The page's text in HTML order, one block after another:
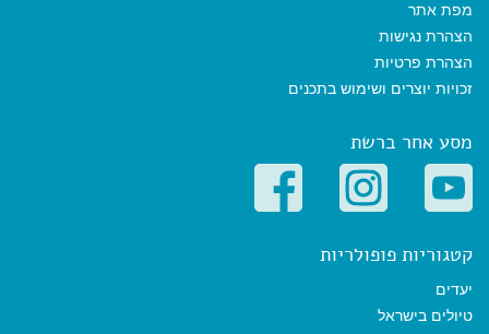
מפת אתר
הצהרת נגישות
הצהרת פרטיות
זכויות יוצרים ושימוש בתכנים
מסע אחר ברשת
קטגוריות פופולריות
יעדים
טיולים בישראל